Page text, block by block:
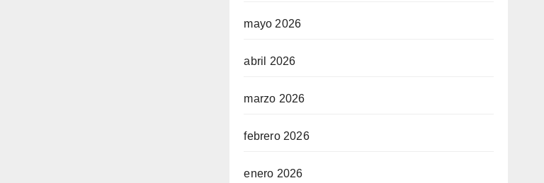
mayo 2026
abril 2026
marzo 2026
febrero 2026
enero 2026